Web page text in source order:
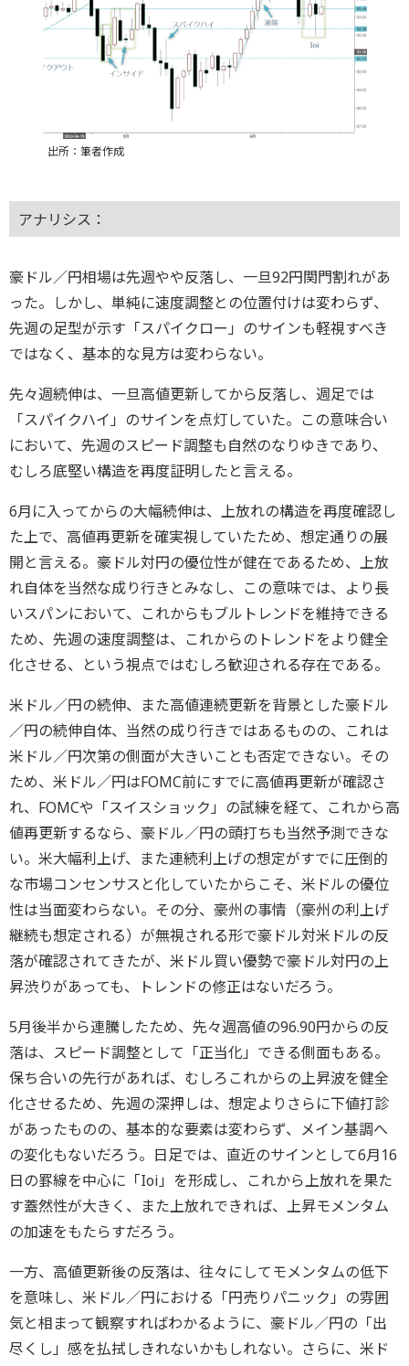
出所：筆者作成
アナリシス：
豪ドル／円相場は先週やや反落し、一旦92円関門割れがあ
った。しかし、単純に速度調整との位置付けは変わらず、
先週の足型が示す「スパイクロー」のサインも軽視すべき
ではなく、基本的な見方は変わらない。
先々週続伸は、一旦高値更新してから反落し、週足では
「スパイクハイ」のサインを点灯していた。この意味合い
において、先週のスピード調整も自然のなりゆきであり、
むしろ底堅い構造を再度証明したと言える。
6月に入ってからの大幅続伸は、上放れの構造を再度確認し
た上で、高値再更新を確実視していたため、想定通りの展
開と言える。豪ドル対円の優位性が健在であるため、上放
れ自体を当然な成り行きとみなし、この意味では、より長
いスパンにおいて、これからもブルトレンドを維持できる
ため、先週の速度調整は、これからのトレンドをより健全
化させる、という視点ではむしろ歓迎される存在である。
米ドル／円の続伸、また高値連続更新を背景とした豪ドル
／円の続伸自体、当然の成り行きではあるものの、これは
米ドル／円次第の側面が大きいことも否定できない。その
ため、米ドル／円はFOMC前にすでに高値再更新が確認さ
れ、FOMCや「スイスショック」の試練を経て、これから高
値再更新するなら、豪ドル／円の頭打ちも当然予測できな
い。米大幅利上げ、また連続利上げの想定がすでに圧倒的
な市場コンセンサスと化していたからこそ、米ドルの優位
性は当面変わらない。その分、豪州の事情（豪州の利上げ
継続も想定される）が無視される形で豪ドル対米ドルの反
落が確認されてきたが、米ドル買い優勢で豪ドル対円の上
昇渋りがあっても、トレンドの修正はないだろう。
5月後半から連騰したため、先々週高値の96.90円からの反
落は、スピード調整として「正当化」できる側面もある。
保ち合いの先行があれば、むしろこれからの上昇波を健全
化させるため、先週の深押しは、想定よりさらに下値打診
があったものの、基本的な要素は変わらず、メイン基調へ
の変化もないだろう。日足では、直近のサインとして6月16
日の罫線を中心に「Ioi」を形成し、これから上放れを果た
す蓋然性が大きく、また上放れできれば、上昇モメンタム
の加速をもたらすだろう。
一方、高値更新後の反落は、往々にしてモメンタムの低下
を意味し、米ドル／円における「円売りパニック」の雰囲
気と相まって観察すればわかるように、豪ドル／円の「出
尽くし」感を払拭しきれないかもしれない。さらに、米ド